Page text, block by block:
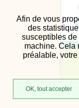
Afin de vous
des
susceptibles de
machine. Cela
préalable,
OK, tout accepter